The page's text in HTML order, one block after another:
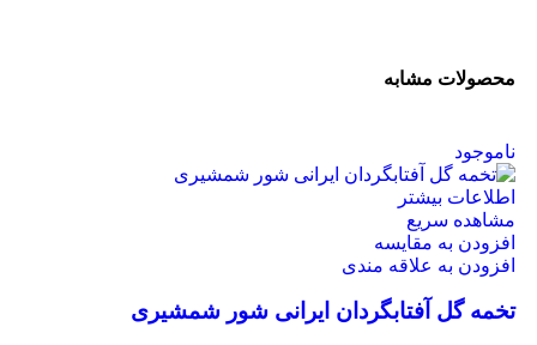
محصولات مشابه
ناموجود
اطلاعات بیشتر
مشاهده سریع
افزودن به مقایسه
افزودن به علاقه مندی
تخمه گل آفتابگردان ایرانی شور شمشیری